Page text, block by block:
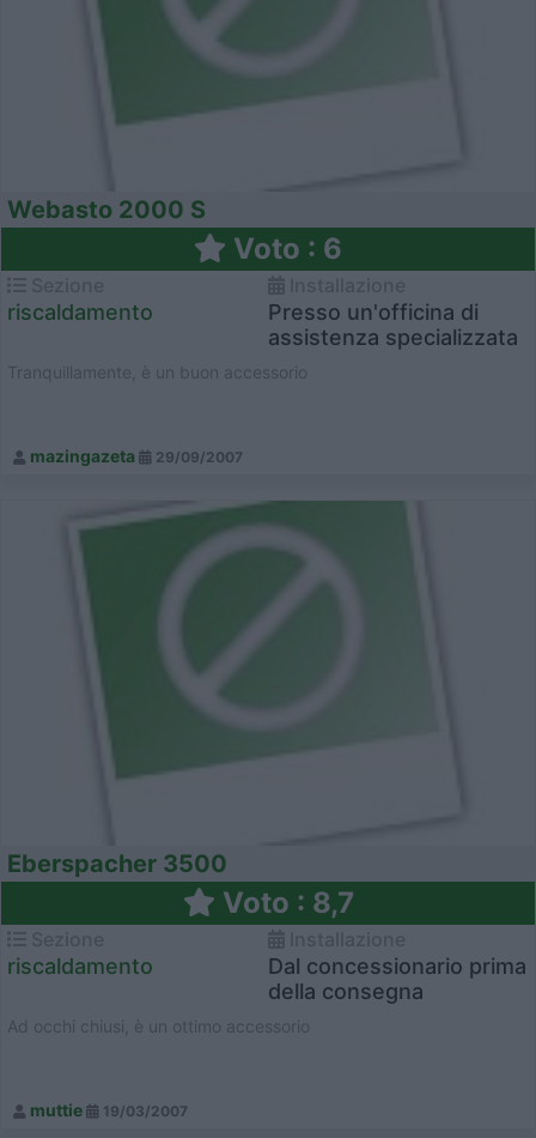
Webasto 2000 S
Voto : 6
riscaldamento
Presso un'officina di
assistenza specializzata
Tranquillamente, è un buon accessorio
mazingazeta 29/09/2007
Eberspacher 3500
Voto : 8,7
riscaldamento
Dal concessionario prima
della consegna
Ad occhi chiusi, è un ottimo accessorio
muttie 19/03/2007